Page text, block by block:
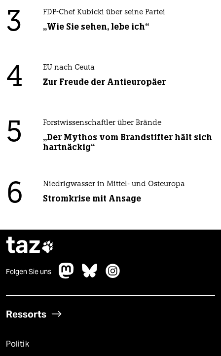
3 FDP-Chef Kubicki über seine Partei
„Wie Sie sehen, lebe ich“
4 EU nach Ceuta
Zur Freude der Antieuropäer
5 Forstwissenschaftler über Brände
„Der Mythos vom Brandstifter hält sich
hartnäckig“
6 Niedrigwasser in Mittel- und Osteuropa
Stromkrise mit Ansage
taz
Folgen Sie uns
Ressorts
Politik